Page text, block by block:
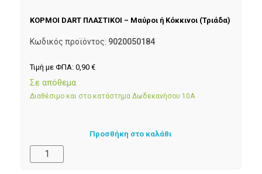
ΚΟΡΜΟΙ DART ΠΛΑΣΤΙΚΟΙ – Μαύροι ή Κόκκινοι (Τριάδα)
Κωδικός προϊόντος: 9020050184
Τιμή με ΦΠΑ: 0,90 €
Σε απόθεμα
Διαθέσιμο και στο κατάστημα Δωδεκανήσου 10Α
Προσθήκη στο καλάθι